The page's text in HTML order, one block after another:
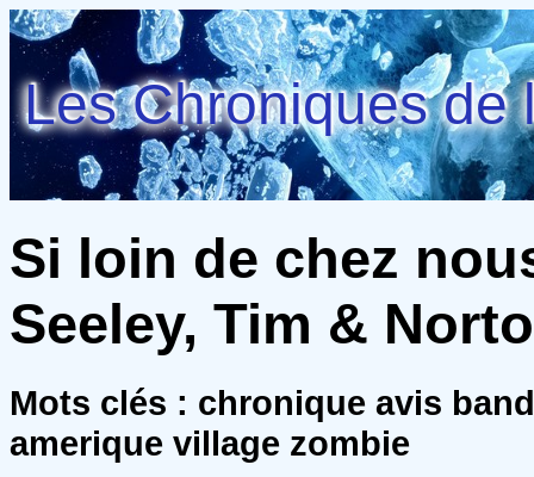
Les Chroniques de
Si loin de chez
Seeley, Tim &
Mots clés : chronique avis
amerique village zombie